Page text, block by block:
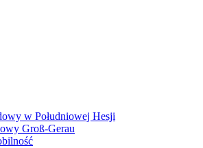
w Południowej Hesji
Groß-Gerau